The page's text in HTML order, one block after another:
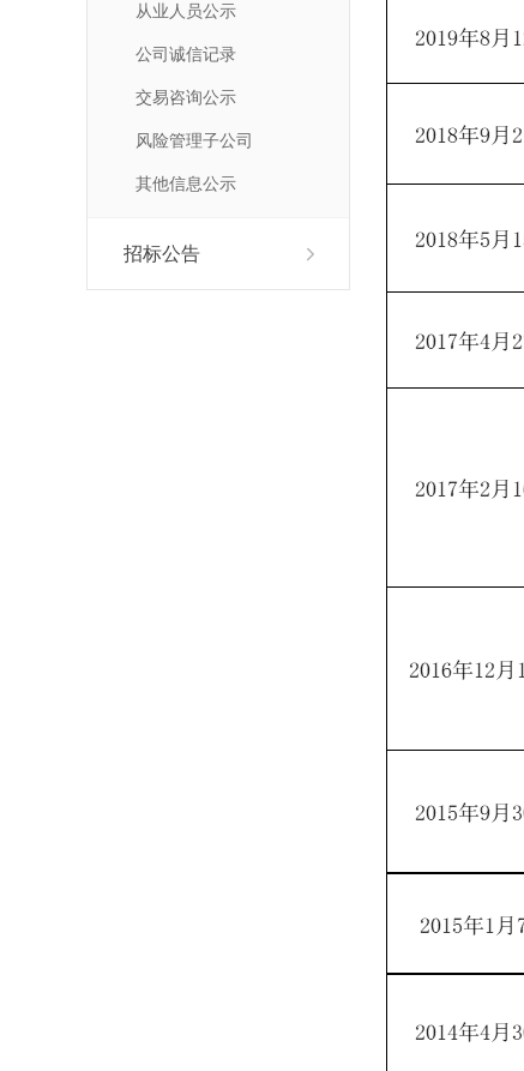
从业人员公示
公司诚信记录
交易咨询公示
风险管理子公司
其他信息公示
招标公告